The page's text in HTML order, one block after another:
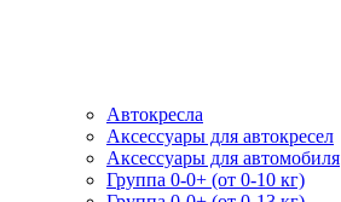
Автокресла
Аксессуары для автокресел
Аксессуары для автомобиля
Группа 0-0+ (от 0-10 кг)